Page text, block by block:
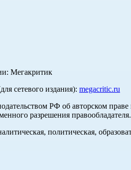
Мегакритик
сетевого издания): megacritic.ru
РФ об авторском
разрешения правообладателя.
политическая,